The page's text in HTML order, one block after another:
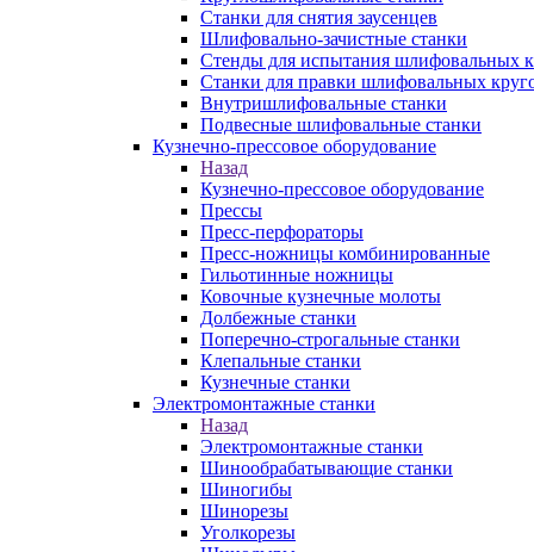
Станки для снятия заусенцев
Шлифовально-зачистные станки
Стенды для испытания шлифовальных
Станки для правки шлифовальных
Внутришлифовальные станки
Подвесные шлифовальные станки
Кузнечно-прессовое оборудование
Назад
Кузнечно-прессовое оборудование
Прессы
Пресс-перфораторы
Пресс-ножницы комбинированные
Гильотинные ножницы
Ковочные кузнечные молоты
Долбежные станки
Поперечно-строгальные станки
Клепальные станки
Кузнечные станки
Электромонтажные станки
Назад
Электромонтажные станки
Шинообрабатывающие станки
Шиногибы
Шинорезы
Уголкорезы